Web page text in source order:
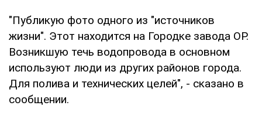
"Публикую фото одного из "источников
жизни". Этот находится на Городке завода ОР.
Возникшую течь водопровода в основном
используют люди из других районов города.
Для полива и технических целей", - сказано в
сообщении.